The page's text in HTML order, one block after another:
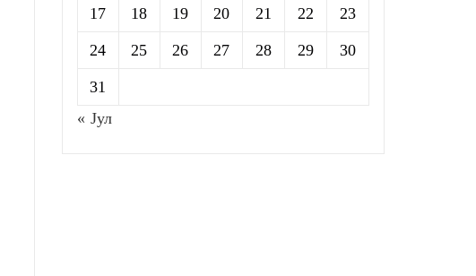
17 18 19 20 21 22 23
24 25 26 27 28 29 30
31
« Јул